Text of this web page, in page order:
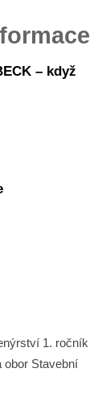
– když
1. ročník
obor Stavební